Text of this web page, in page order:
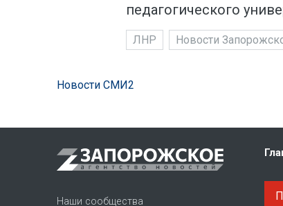
педагогического
ЛНР Новости
Новости СМИ2
Наши сообщества